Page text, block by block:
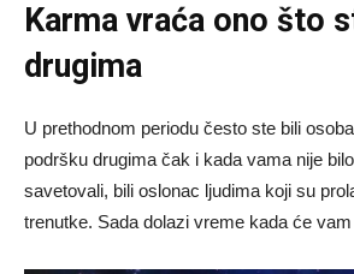
Karma vraća ono što
drugima
U prethodnom periodu često ste bili
podršku drugima čak i kada vama nije
savetovali, bili oslonac ljudima koji su
trenutke. Sada dolazi vreme kada će